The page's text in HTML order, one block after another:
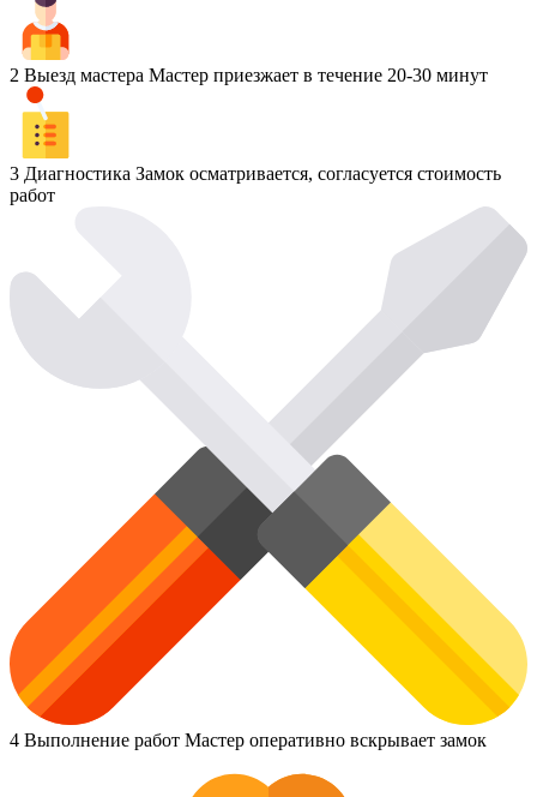
2 Выезд мастера Мастер приезжает в течение 20-30 минут
3 Диагностика Замок осматривается, согласуется стоимость
работ
4 Выполнение работ Мастер оперативно вскрывает замок